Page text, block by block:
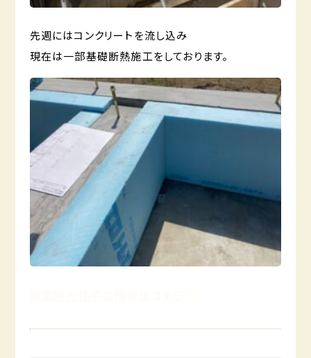
先週にはコンクリートを流し込み
現在は一部基礎断熱施工をしております。